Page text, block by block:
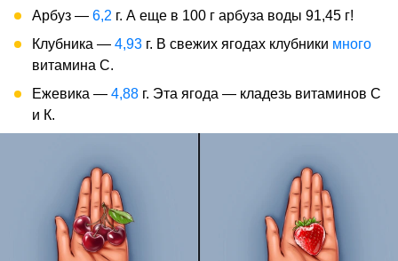
Арбуз — 6,2 г. А еще в 100 г арбуза воды 91,45 г!
Клубника — 4,93 г. В свежих ягодах клубники много
витамина С.
Ежевика — 4,88 г. Эта ягода — кладезь витаминов С
и К.